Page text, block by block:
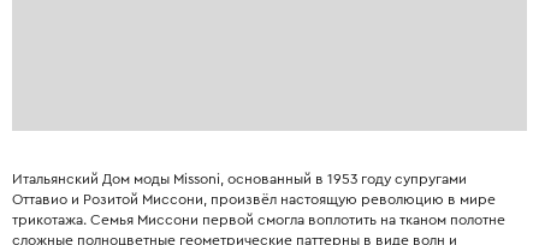
Итальянский Дом моды Missoni, основанный в 1953 году супругами
Оттавио и Розитой Миссони, произвёл настоящую революцию в мире
трикотажа. Семья Миссони первой смогла воплотить на тканом полотне
сложные полноцветные геометрические паттерны в виде волн и